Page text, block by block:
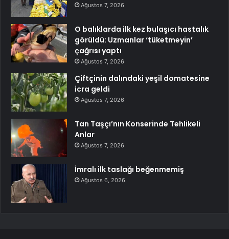
Ağustos 7, 2026
O balıklarda ilk kez bulaşıcı hastalık
görüldü: Uzmanlar ‘tüketmeyin’
çağrısı yaptı
Ağustos 7, 2026
Çiftçinin dalındaki yeşil domatesine
icra geldi
Ağustos 7, 2026
Tan Taşçı’nın Konserinde Tehlikeli
Anlar
Ağustos 7, 2026
İmralı ilk taslağı beğenmemiş
Ağustos 6, 2026